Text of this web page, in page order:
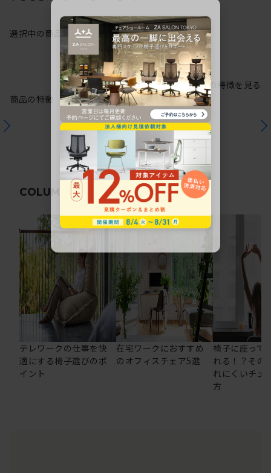
選択中の商品情報保証 注意事項
商品の特徴
シリーズの特徴を見る
COLUMN 関連コラム
テレワークの仕事を快
適にする椅子選びのポ
イント
在宅ワークにおすすめ
のオフィスチェア5選
椅子に座って
れる！？その
れにくいチェ
方